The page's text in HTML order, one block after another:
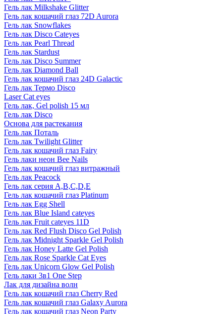
Гель лак Milkshake Glitter
Гель лак кошачий глаз 72D Aurora
Гель лак Snowflakes
Гель лак Disco Cateyes
Гель лак Pearl Thread
Гель лак Stardust
Гель лак Disco Summer
Гель лак Diamond Ball
Гель лак кошачий глаз 24D Galactic
Гель лак Термо Disco
Laser Cat eyes
Гель лак, Gel polish 15 мл
Гель лак Disco
Основа для растекания
Гель лак Поталь
Гель лак Twilight Glitter
Гель лак кошачий глаз Fairy
Гель лаки неон Bee Nails
Гель лак кошачий глаз витражный
Гель лак Peacock
Гель лак серия A,B,C,D,E
Гель лак кошачий глаз Platinum
Гель лак Egg Shell
Гель лак Blue Island cateyes
Гель лак Fruit cateyes 11D
Гель лак Red Flush Disco Gel Polish
Гель лак Midnight Sparkle Gel Polish
Гель лак Honey Latte Gel Polish
Гель лак Rose Sparkle Cat Eyes
Гель лак Unicorn Glow Gel Polish
Гель лаки 3в1 One Step
Лак для дизайна волн
Гель лак кошачий глаз Cherry Red
Гель лак кошачий глаз Galaxy Aurora
Гель лак кошачий глаз Neon Party